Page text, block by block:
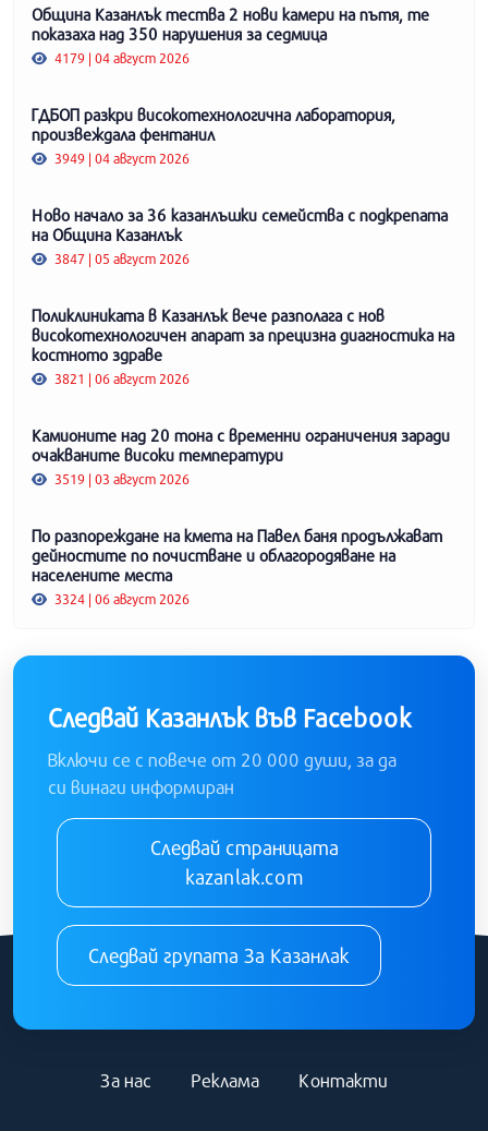
Община Казанлък тества 2 нови камери на пътя, те
показаха над 350 нарушения за седмица
4179 | 04 август 2026
ГДБОП разкри високотехнологична лаборатория,
произвеждала фентанил
3949 | 04 август 2026
Ново начало за 36 казанлъшки семейства с подкрепата
на Община Казанлък
3847 | 05 август 2026
Поликлиниката в Казанлък вече разполага с нов
високотехнологичен апарат за прецизна диагностика на
костното здраве
3821 | 06 август 2026
Камионите над 20 тона с временни ограничения заради
очакваните високи температури
3519 | 03 август 2026
По разпореждане на кмета на Павел баня продължават
дейностите по почистване и облагородяване на
населените места
3324 | 06 август 2026
Следвай Казанлък във Facebook
Включи се с повече от 20 000 души, за да
си винаги информиран
Следвай страницата
kazanlak.com
Следвай групата За Казанлак
За нас Реклама Контакти